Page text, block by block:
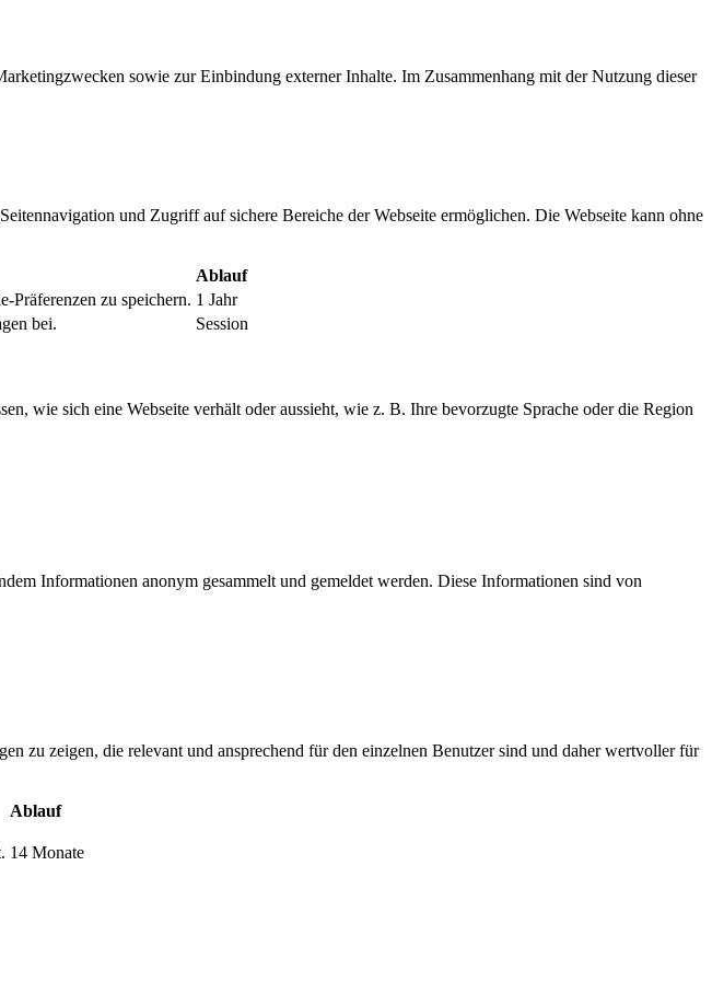
sowie zur Einbindung externer Inhalte. Im Zusammenhang mit der Nutzung dieser
und Zugriff auf sichere Bereiche der Webseite ermöglichen. Die Webseite kann ohne
Ablauf
Präferenzen zu speichern. 1 Jahr
bei. Session
wie sich eine Webseite verhält oder aussieht, wie z. B. Ihre bevorzugte Sprache oder die Region
Informationen anonym gesammelt und gemeldet werden. Diese Informationen sind von
zu zeigen, die relevant und ansprechend für den einzelnen Benutzer sind und daher wertvoller für
Ablauf
14 Monate